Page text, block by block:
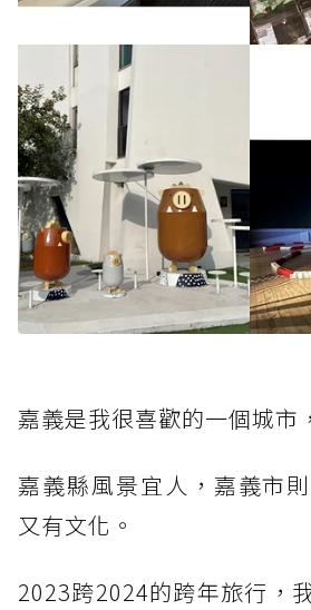
嘉義是我很喜歡的一個城市，
嘉義縣風景宜人，嘉義市
又有文化。
2023跨2024的跨年旅行，